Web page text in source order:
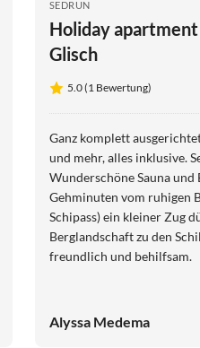
SEDRUN
Holiday apartment
Glisch
5.0 (1 Bewertung)
Ganz komplett
und mehr, alles inklusive.
Wunderschöne Sauna
Gehminuten vom ruhigen
Schipass) ein kleiner Zug
Berglandschaft zu den Schiliften
freundlich und behilfsam.
Alyssa Medema